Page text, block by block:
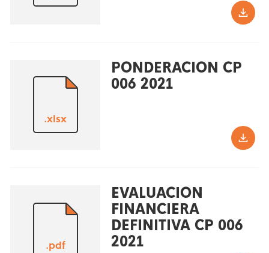
.xlsx
PONDERACION CP
006 2021
.pdf
EVALUACION
FINANCIERA
DEFINITIVA CP 006
2021